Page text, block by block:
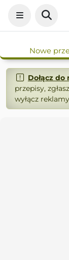
Nowe
Dołącz do
przepisy,
wyłącz